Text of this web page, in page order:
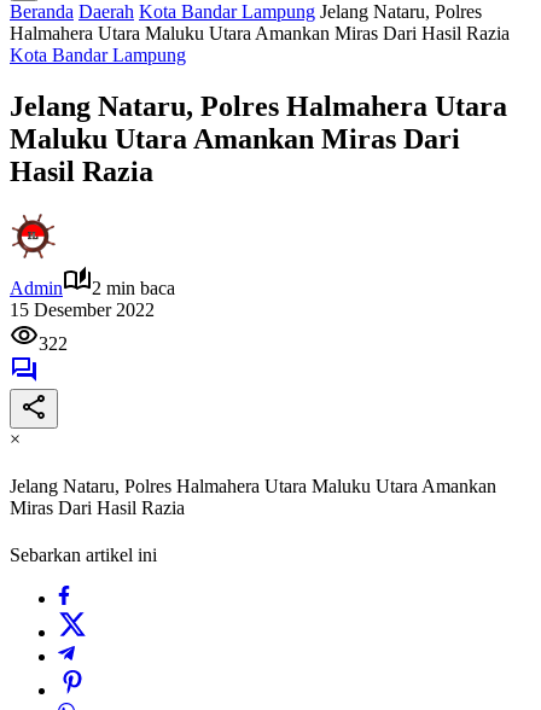
Beranda Daerah Kota Bandar Lampung Jelang Nataru, Polres
Halmahera Utara Maluku Utara Amankan Miras Dari Hasil Razia
Kota Bandar Lampung
Jelang Nataru, Polres Halmahera Utara
Maluku Utara Amankan Miras Dari
Hasil Razia
Admin
2 min baca
15 Desember 2022
322
×
Jelang Nataru, Polres Halmahera Utara Maluku Utara Amankan
Miras Dari Hasil Razia
Sebarkan artikel ini